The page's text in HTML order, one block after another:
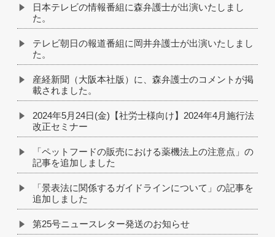
日本テレビの情報番組に森弁護士が出演いたしまし
た。
テレビ朝日の報道番組に岡井弁護士が出演いたしまし
た。
産経新聞（大阪本社版）に、森弁護士のコメントが掲
載されました。
2024年5月24日(金)【社労士様向け】2024年4月施行法
改正セミナー
「ペットフードの販売における薬機法上の注意点」の
記事を追加しました
「景表法に関係するガイドラインについて」の記事を
追加しました
第25号ニュースレター発送のお知らせ